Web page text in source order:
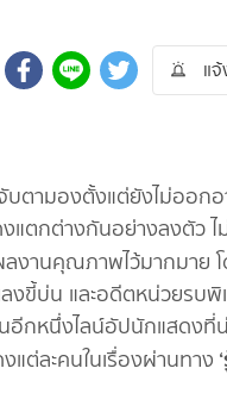
แ
บตามองตั้งแต่ยังไม่ออก
แตกต่างกันอย่างลงตัว ไ
งานคุณภาพไว้มากมาย
ขี้บ่น และอดีตหน่วยรบพิ
นอีกหนึ่งไลน์อัปนักแสดงที่
แต่ละคนในเรื่องผ่านทาง